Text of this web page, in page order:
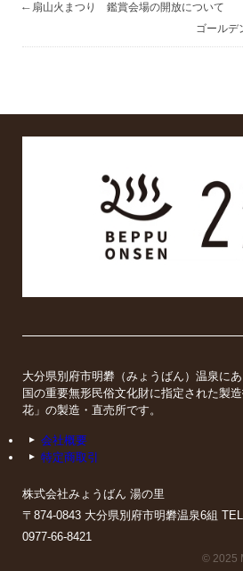
←扇山火まつり 鑑賞会場の開放について
ゴールデ
大分県別府市明礬（みょうばん）温泉に
国の重要無形民俗文化財に指定された製
花」の製造・直売所です。
会社概要
特定商取引
株式会社みょうばん 湯の里
〒874-0843 大分県別府市明礬温泉6組
0977-66-8421
© 2025